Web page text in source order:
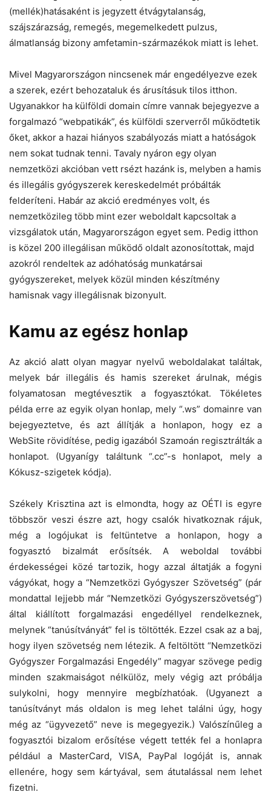
(mellék)hatásaként is jegyzett étvágytalanság,
szájszárazság, remegés, megemelkedett pulzus,
álmatlanság bizony amfetamin-származékok miatt is lehet.
Mivel Magyarországon nincsenek már engedélyezve ezek
a szerek, ezért behozataluk és árusításuk tilos itthon.
Ugyanakkor ha külföldi domain címre vannak bejegyezve a
forgalmazó “webpatikák”, és külföldi szerverről működtetik
őket, akkor a hazai hiányos szabályozás miatt a hatóságok
nem sokat tudnak tenni. Tavaly nyáron egy olyan
nemzetközi akcióban vett rsézt hazánk is, melyben a hamis
és illegális gyógyszerek kereskedelmét próbálták
felderíteni. Habár az akció eredményes volt, és
nemzetközileg több mint ezer weboldalt kapcsoltak a
vizsgálatok után, Magyarországon egyet sem. Pedig itthon
is közel 200 illegálisan működő oldalt azonosítottak, majd
azokról rendeltek az adóhatóság munkatársai
gyógyszereket, melyek közül minden készítmény
hamisnak vagy illegálisnak bizonyult.
Kamu az egész honlap
Az akció alatt olyan magyar nyelvű weboldalakat találtak,
melyek bár illegális és hamis szereket árulnak, mégis
folyamatosan megtévesztik a fogyasztókat. Tökéletes
példa erre az egyik olyan honlap, mely “.ws” domainre van
bejegyeztetve, és azt állítják a honlapon, hogy ez a
WebSite rövidítése, pedig igazából Szamoán regisztrálták a
honlapot. (Ugyanígy találtunk “.cc”-s honlapot, mely a
Kókusz-szigetek kódja).
Székely Krisztina azt is elmondta, hogy az OÉTI is egyre
többször veszi észre azt, hogy csalók hivatkoznak rájuk,
még a logójukat is feltüntetve a honlapon, hogy a
fogyasztó bizalmát erősítsék. A weboldal további
érdekességei közé tartozik, hogy azzal áltatják a fogyni
vágyókat, hogy a “Nemzetközi Gyógyszer Szövetség” (pár
mondattal lejjebb már “Nemzetközi Gyógyszerszövetség”)
által kiállított forgalmazási engedéllyel rendelkeznek,
melynek “tanúsítványát” fel is töltötték. Ezzel csak az a baj,
hogy ilyen szövetség nem létezik. A feltöltött “Nemzetközi
Gyógyszer Forgalmazási Engedély” magyar szövege pedig
minden szakmaiságot nélkülöz, mely végig azt próbálja
sulykolni, hogy mennyire megbízhatóak. (Ugyanezt a
tanúsítványt más oldalon is meg lehet találni úgy, hogy
még az “ügyvezető” neve is megegyezik.) Valószínűleg a
fogyasztói bizalom erősítése végett tették fel a honlapra
például a MasterCard, VISA, PayPal logóját is, annak
ellenére, hogy sem kártyával, sem átutalással nem lehet
fizetni.